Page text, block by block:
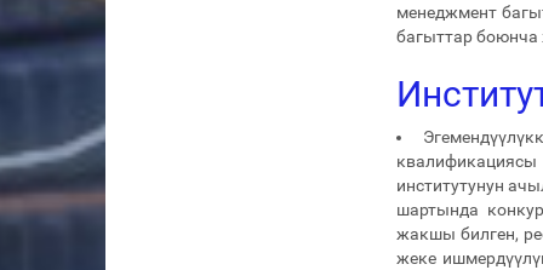
менеджмент
багыттар боюнча
институтунун
шартында
жакшы билген,
жеке